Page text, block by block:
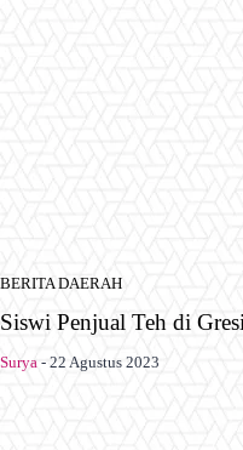
BERITA DAERAH
Siswi Penjual Teh di
Surya - 22 Agustus 2023